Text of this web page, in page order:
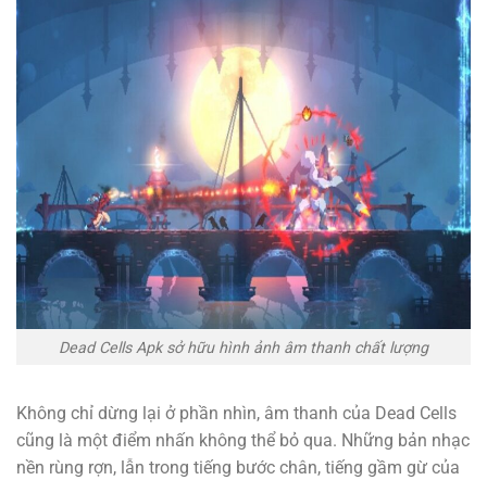
Dead Cells Apk sở hữu hình ảnh âm thanh chất lượng
Không chỉ dừng lại ở phần nhìn, âm thanh của Dead Cells
cũng là một điểm nhấn không thể bỏ qua. Những bản nhạc
nền rùng rợn, lẫn trong tiếng bước chân, tiếng gầm gừ của